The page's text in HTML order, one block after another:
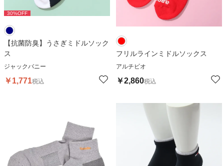
30%OFF
【抗菌防臭】うさぎミドルソック
ス
ジャックバニー
￥1,771税込
フリルラインミドルソックス
アルチビオ
￥2,860税込